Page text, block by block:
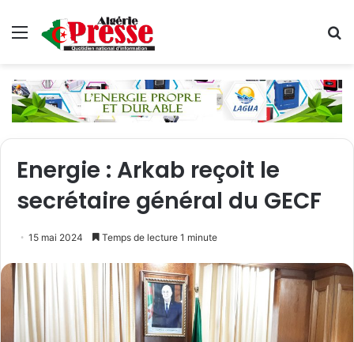
Menu
Energie : Arkab reçoit le
secrétaire général du GECF
15 mai 2024 Temps de lecture 1 minute